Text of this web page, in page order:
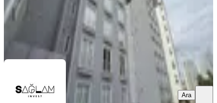
Sağlam Invest Gayrimenkul
Ara